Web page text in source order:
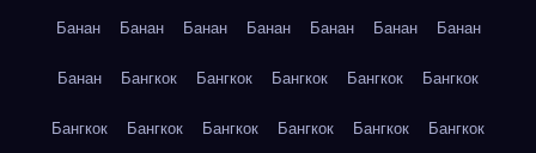
Банан Банан Банан Банан Банан Банан Банан
Банан Бангкок Бангкок Бангкок Бангкок Бангкок
Бангкок Бангкок Бангкок Бангкок Бангкок Бангкок